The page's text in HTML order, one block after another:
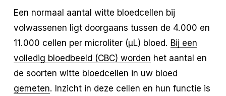
Een normaal aantal witte bloedcellen bij
volwassenen ligt doorgaans tussen de 4.000 en
11.000 cellen per microliter (µL) bloed. Bij een
volledig bloedbeeld (CBC) worden het aantal en
de soorten witte bloedcellen in uw bloed
gemeten. Inzicht in deze cellen en hun functie is